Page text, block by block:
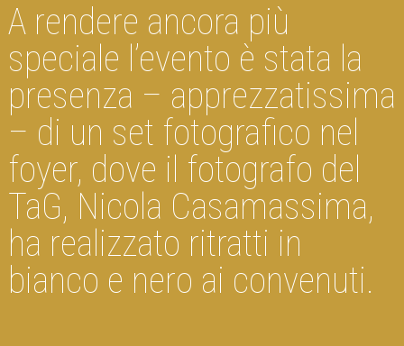
A rendere ancora più
speciale l’evento è stata la
presenza – apprezzatissima
– di un set fotografico nel
foyer, dove il fotografo del
TaG, Nicola Casamassima,
ha realizzato ritratti in
bianco e nero ai convenuti.